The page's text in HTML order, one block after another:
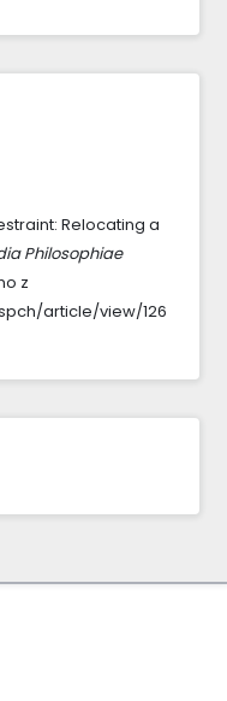
Relocating a
Philosophiae
z
article/view/126